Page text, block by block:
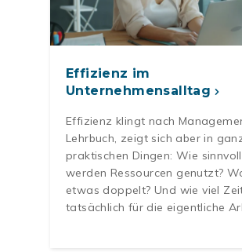
Effizienz im
Unternehmensalltag
Effizienz klingt nach
Lehrbuch, zeigt sich aber in
praktischen Dingen: Wie sinnvoll
werden Ressourcen genutzt?
etwas doppelt? Und wie viel
tatsächlich für die eigentliche